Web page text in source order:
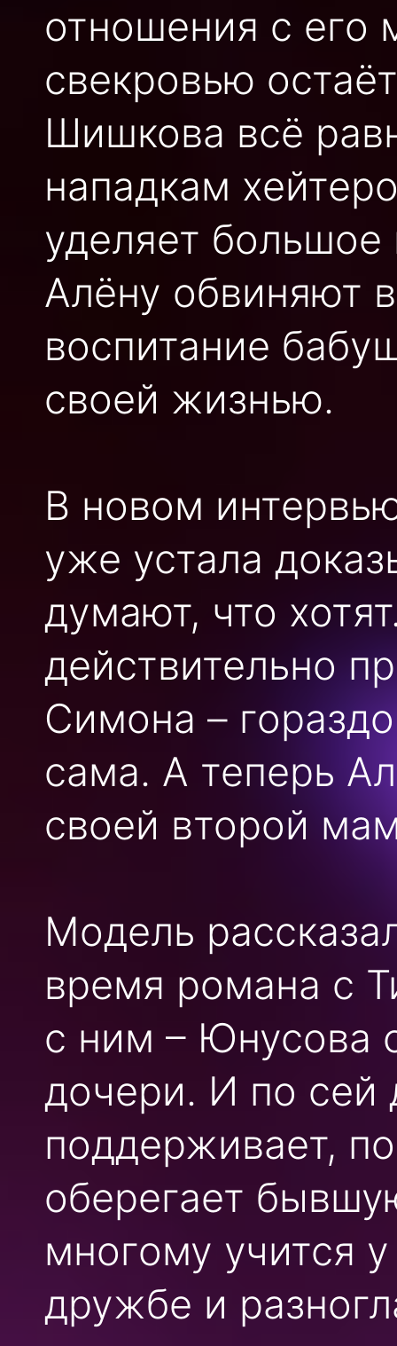
отношения с его
свекровью
Шишкова всё
нападкам
уделяет
Алёну обвиняют
воспитание
своей жизнью.
В новом
уже устала
думают, что
действительно
Симона –
сама. А теперь
своей второй
Модель
время романа с
с ним – Юнусова
дочери. И по сей
поддерживает,
оберегает
многому учится
дружбе и